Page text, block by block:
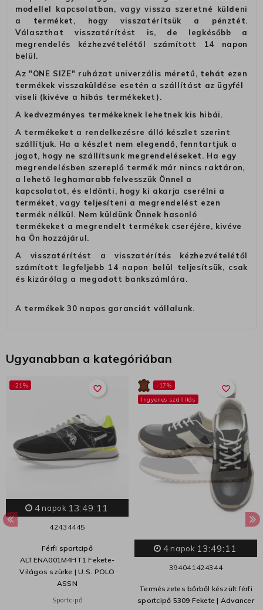
modellel kapcsolatban, vagy vissza szeretné küldeni
a terméket, hogy visszatérítsük a pénztét.
Választhat visszatérítést is, de legkésőbb a
megrendelés kézhezvételétől számított 14 napon
belül.
Az "ONE SIZE" ruházat univerzális méretű, tehát ezen
termékek visszaküldése esetén a szállítást az ügyfél
viseli (kivéve a hibás termékeket).
A kedvezményes termékeknek lehetnek kis hibái.
A termékeket a rendelkezésre álló készlet szerint
szállítjuk. Ha a készlet nem elegendő, fenntartjuk a
jogot, hogy ne szállítsunk megrendeléseket. Ha egy
megrendelésben szereplő termék már nincs raktáron,
a lehető leghamarabb felvesszük Önnel a
kapcsolatot, és eldönti, hogy ki akarja cserélni a
terméket, vagy teljesíteni a megrendelést ezen
termék nélkül. Nem küldünk Önnek hasonló
termékeket a megrendelt termékek cseréjére, kivéve
ha Ön hozzájárul.
A visszatérítést a visszatérítés kézhezvételétől
számított legfeljebb 14 napon belül teljesítsük, csak
és kizárólag a megadott bankszámlára.
A termékek 30 napos garanciát vállalunk.
Ugyanabban a kategóriában
favorite_border
-21%
4 napok 13:49:11
4243 4445
Férfi sportcipő
ALTENA001M4HT1 Fekete-
Világos szürke | U.S. POLO
ASSN
Sportcipő
favorite_border
-17%
Ingyenes szállítás
4 napok 13:49:11
3940414243 44
Természetes bőrből készült férfi
sportcipő 5309 Fekete | Advancer